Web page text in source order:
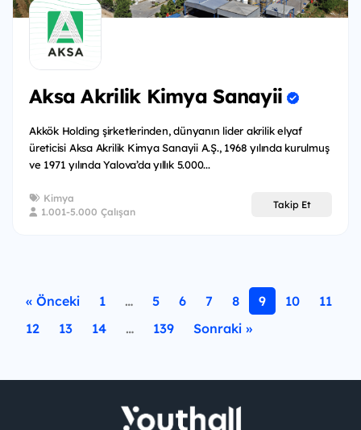
Aksa Akrilik Kimya Sanayii
Akkök Holding şirketlerinden, dünyanın lider akrilik elyaf
üreticisi Aksa Akrilik Kimya Sanayii A.Ş., 1968 yılında kurulmuş
ve 1971 yılında Yalova’da yıllık 5.000...
Kimya
1.001-5.000 Çalışan
Takip Et
« Önceki 1 … 5 6 7 8 9 10
11
12
13 14 … 139 Sonraki »